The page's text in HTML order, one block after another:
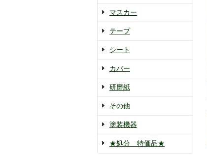
マスカー
テープ
シート
カバー
研磨紙
その他
塗装機器
★処分 特価品★